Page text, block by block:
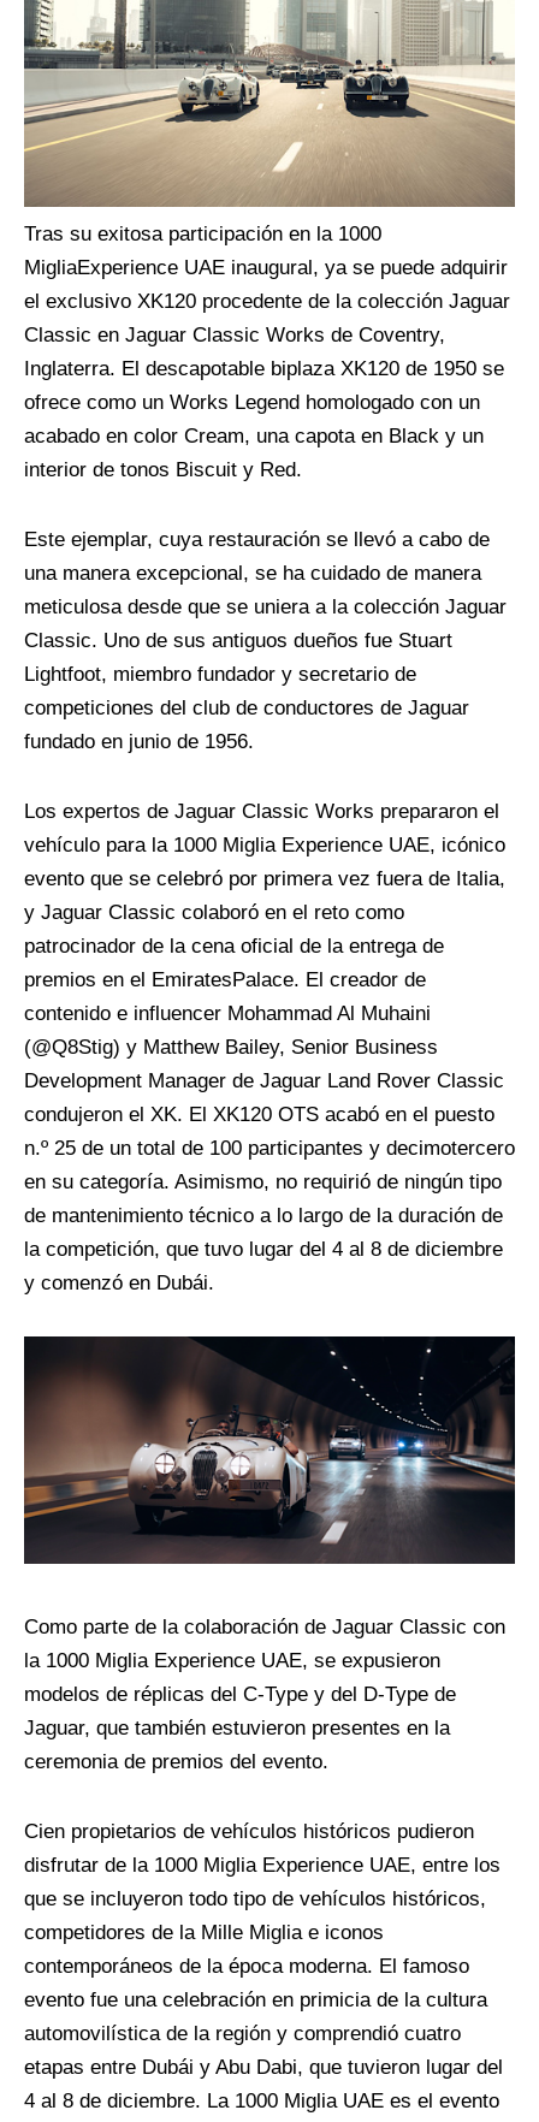
Tras su exitosaparticipación en la 1000
MigliaExperience UAE inaugural, ya se puede adquirir
el exclusivo XK120 procedente de la colección Jaguar
Classic en Jaguar Classic Works de Coventry,
Inglaterra. El descapotable biplaza XK120 de 1950 se
ofrece como un Works Legend homologado con un
acabado en color Cream, una capota en Black y un
interior de tonos Biscuit y Red.
Este ejemplar, cuya restauración se llevó a cabo de
una manera excepcional, se ha cuidado de manera
meticulosa desde que se uniera a la colección Jaguar
Classic. Uno de sus antiguos dueños fue Stuart
Lightfoot, miembro fundador y secretario de
competiciones del club de conductores de Jaguar
fundado en junio de 1956.
Los expertos de Jaguar Classic Works prepararon el
vehículo para la 1000 MigliaExperience UAE, icónico
evento que se celebró por primera vez fuera de Italia,
y Jaguar Classic colaboró en el reto como
patrocinador de la cena oficial de la entrega de
premios en el
Emirates Palace. El creador de
contenido e influencer Mohammad Al Muhaini
(@Q8Stig) y Matthew Bailey, Senior Business
Development Manager de Jaguar Land Rover Classic
condujeron el XK. El XK120 OTS acabó en el puesto
n.º 25 de un total de 100 participantes y decimotercero
en su categoría. Asimismo, no requirió de ningún tipo
de mantenimiento técnico a lo largo de la duración de
la competición, que tuvo lugar del 4 al 8 de diciembre
y comenzó en Dubái.
Como parte de la colaboración de Jaguar Classic con
la 1000 MigliaExperience UAE, se expusieron
modelos de réplicas del C-Type y del D-Type de
Jaguar, que también estuvieron presentes en la
ceremonia de premios del evento.
Cien propietarios de vehículos históricos pudieron
disfrutar de la 1000 MigliaExperience UAE, entre los
que se incluyeron todo tipo de vehículos históricos,
competidores de la Mille Migliae iconos
contemporáneos de la época moderna. El famoso
evento fue una celebración en primicia de la cultura
automovilística de la región y comprendió cuatro
etapas entre Dubái y Abu Dabi, que tuvieron lugar del
4 al 8 de diciembre. La 1000 MigliaUAE es el evento